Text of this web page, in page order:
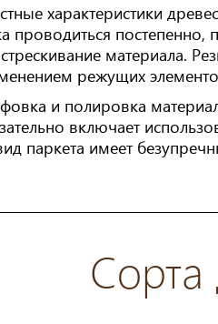
характеристики
проводиться
материала.
режущих
и полировка
включает
паркета имеет